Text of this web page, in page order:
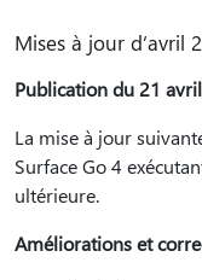
Mises à jour d’avril
Publication du 21 avril
La mise à jour
Surface Go 4
ultérieure.
Améliorations et